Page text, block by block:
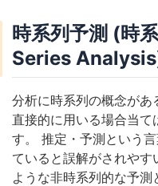
時系列予測 (時
Series
分析に時系列の概念があ
直接的に用いる場合当て
す。 推定・予測という
ていると誤解がされやす
ような非時系列的な予